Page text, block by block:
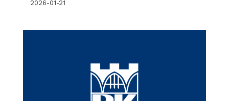
2026-01-21